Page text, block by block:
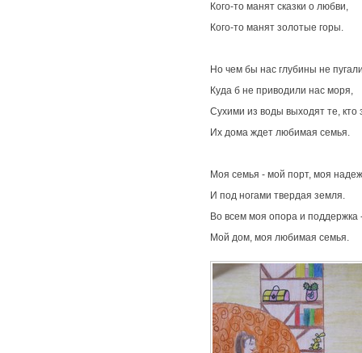
Кого-то манят сказки о любви,
Кого-то манят золотые горы.
Но чем бы нас глубины не
Куда б не приводили нас моря,
Сухими из воды выходят те, кто
Их дома ждет любимая семья.
Моя семья - мой порт, моя
И под ногами твердая земля.
Во всем моя опора и поддержка
Мой дом, моя любимая семья.